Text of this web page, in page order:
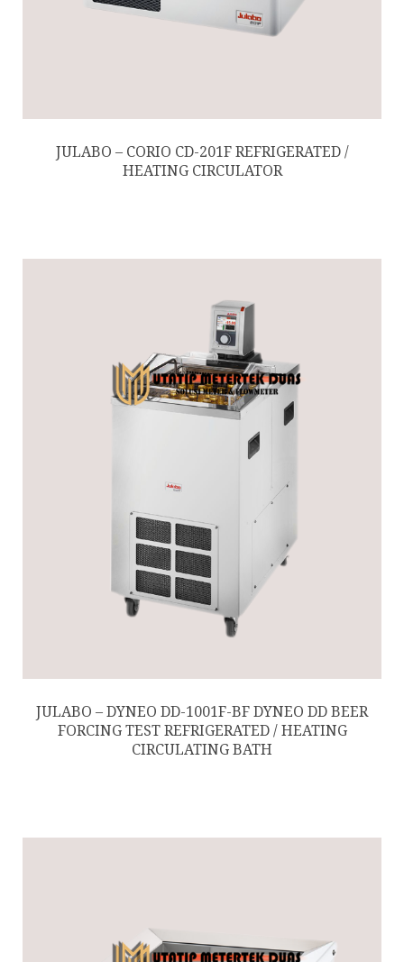
JULABO – CORIO CD-201F REFRIGERATED /
HEATING CIRCULATOR
JULABO – DYNEO DD-1001F-BF DYNEO DD BEER
FORCING TEST REFRIGERATED / HEATING
CIRCULATING BATH